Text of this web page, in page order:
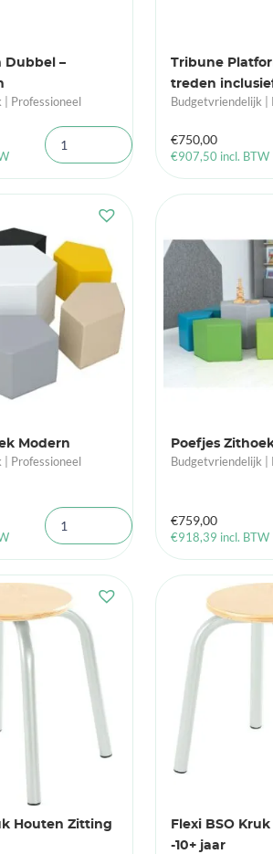
Dubbel –
Professioneel
Tribune
treden
Budgetvriendelijk |
€750,00
€907,50 incl. BTW
Modern
Professioneel
Poefjes
Budgetvriendelijk |
€759,00
€918,39 incl. BTW
Houten Zitting
Flexi BSO
-10+ jaar